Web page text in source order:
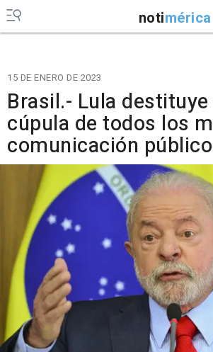
notimérica
15 DE ENERO DE 2023
Brasil.- Lula destituye
cúpula de todos los
comunicación